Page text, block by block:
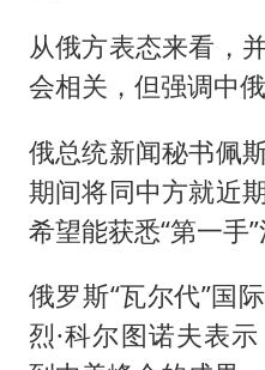
从俄方表态来看，
会相关，但强调中
俄总统新闻秘书佩
期间将同中方就近
希望能获悉“第一手”
俄罗斯“瓦尔代”国
烈·科尔图诺夫表